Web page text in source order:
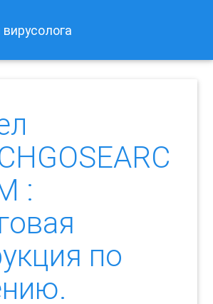
:
по